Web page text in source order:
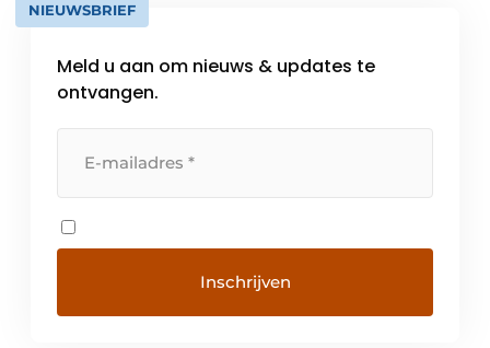
NIEUWSBRIEF
Meld u aan om nieuws & updates te
ontvangen.